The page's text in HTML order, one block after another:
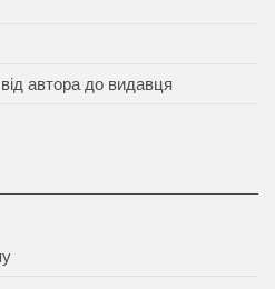
автора до видавця